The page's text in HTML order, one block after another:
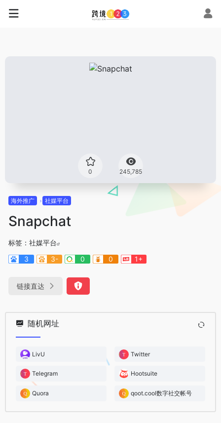
0 245,785
海外推广 社媒平台
Snapchat
标签： 社媒平台
3
3- 0 0 1+
链接直达
随机网址
LivU Twitter
Telegram Hootsuite
Quora qoot.cool数字社交帐号